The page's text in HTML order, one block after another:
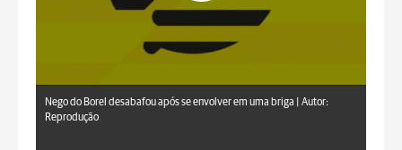
Nego do Borel desabafou após se envolver em uma briga |
Autor:
Reprodução